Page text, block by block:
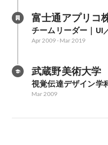
富士通アプリコ
チームリーダー｜UI
Apr 2009- Mar 2019
武蔵野美術大学
視覚伝達デザイン学
Mar 2009